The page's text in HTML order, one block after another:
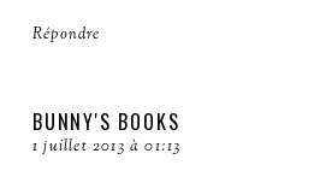
Répondre
BUNNY'S BOOKS
1 juillet 2013 à 01:13